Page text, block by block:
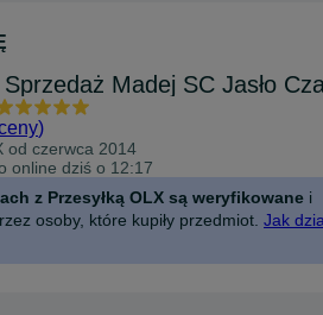
)
od czerwca 2014
online dziś o 12:17
z Przesyłką OLX są weryfikowane i
osoby, które kupiły przedmiot. Jak